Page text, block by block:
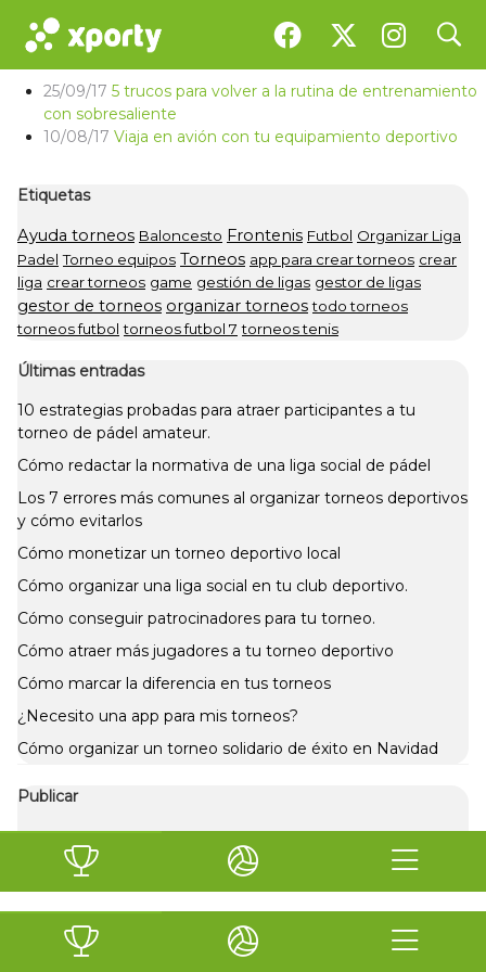
search
search
Temas etiquetados con deporte
25/09/17 5 trucos para volver a la rutina de entrenamiento
con sobresaliente
10/08/17 Viaja en avión con tu equipamiento deportivo
Etiquetas
Ayuda torneos Baloncesto Frontenis Futbol Organizar Liga
Padel Torneo equipos Torneos app para crear torneos crear
liga crear torneos game gestión de ligas gestor de ligas
gestor de torneos organizar torneos todo torneos
torneos futbol torneos futbol 7 torneos tenis
Últimas entradas
10 estrategias probadas para atraer participantes a tu
torneo de pádel amateur.
Cómo redactar la normativa de una liga social de pádel
Los 7 errores más comunes al organizar torneos deportivos
y cómo evitarlos
Cómo monetizar un torneo deportivo local
Cómo organizar una liga social en tu club deportivo.
Cómo conseguir patrocinadores para tu torneo.
Cómo atraer más jugadores a tu torneo deportivo
Cómo marcar la diferencia en tus torneos
¿Necesito una app para mis torneos?
Cómo organizar un torneo solidario de éxito en Navidad
Publicar
mundo del deporte, escríbenos a info@xporty.com